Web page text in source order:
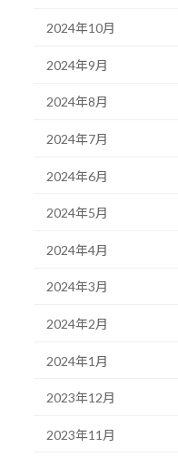
2024年10月
2024年9月
2024年8月
2024年7月
2024年6月
2024年5月
2024年4月
2024年3月
2024年2月
2024年1月
2023年12月
2023年11月